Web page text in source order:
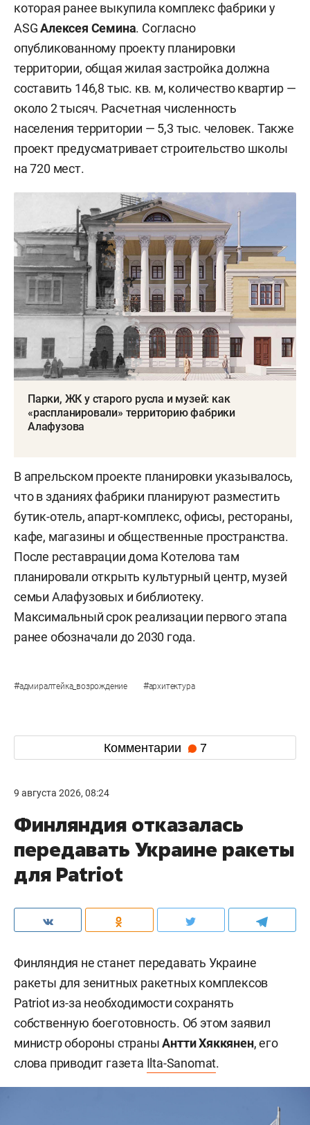
которая ранее выкупила комплекс фабрики у
ASGАлексея Семина. Согласно
опубликованному проекту планировки
территории, общая жилая застройка должна
составить 146,8 тыс. кв. м, количество квартир —
около 2 тысяч. Расчетная численность
населения территории — 5,3 тыс. человек. Также
проект предусматривает строительство школы
на 720 мест.
Парки, ЖК у старого русла и музей: как
«распланировали» территорию фабрики
Алафузова
В апрельском проекте планировки указывалось,
что в зданиях фабрики планируют разместить
бутик-отель, апарт-комплекс, офисы, рестораны,
кафе, магазины и общественные пространства.
После реставрации дома Котелова там
планировали открыть культурный центр, музей
семьи Алафузовых и библиотеку.
Максимальный срок реализации первого этапа
ранее обозначали до 2030 года.
#адмиралтейка_возрождение #архитектура
Комментарии 7
9 августа 2026, 08:24
Финляндия отказалась
передавать Украине ракеты
для Patriot
Финляндия не станет передавать Украине
ракеты для зенитных ракетных комплексов
Patriot из-за необходимости сохранять
собственную боеготовность. Об этом заявил
министр обороны страныАнтти Хяккянен, его
слова приводит газета Ilta-Sanomat.